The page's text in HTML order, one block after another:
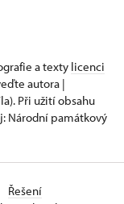
a texty licenci
autora |
Při užití obsahu
Národní památkový
Řešení